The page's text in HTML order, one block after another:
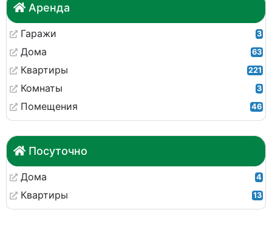
Аренда
Гаражи 3
Дома 63
Квартиры 221
Комнаты 3
Помещения 46
Посуточно
Дома 4
Квартиры 13